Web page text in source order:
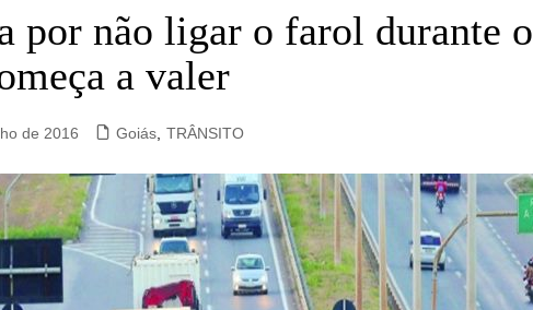
Verdes
do Norte
por não ligar o farol durante o
a valer
de 2016 Goiás, TRÂNSITO